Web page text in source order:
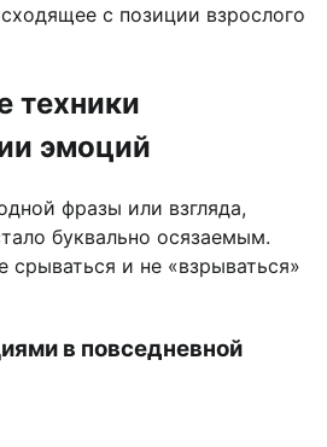
с позиции взрослого
техники
эмоций
фразы или взгляда,
буквально осязаемым.
срываться и не «взрываться»
в повседневной